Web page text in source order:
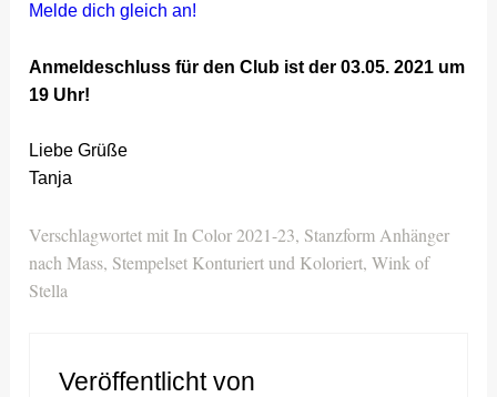
Melde dich gleich an!
Anmeldeschluss für den Club ist der 03.05. 2021 um
19 Uhr!
Liebe Grüße
Tanja
Verschlagwortet mitIn Color 2021-23, Stanzform Anhänger
nach Mass, Stempelset Konturiert und Koloriert,Wink of
Stella
Veröffentlicht von